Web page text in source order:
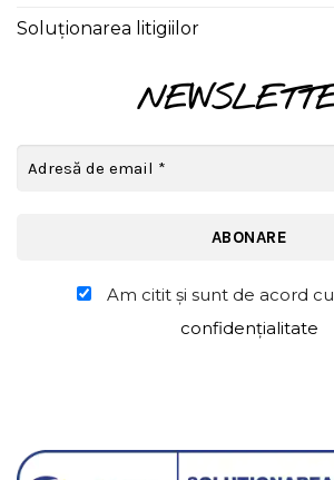
Soluționarea litigiilor
Am citit şi sunt de acord cu
confidențialitate